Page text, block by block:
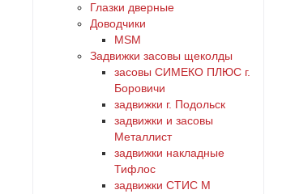
желтый
Глазки дверные
Доводчики
MSM
Задвижки засовы щеколды
заcовы СИМЕКО ПЛЮС г.
Боровичи
задвижки г. Подольск
задвижки и засовы
Металлист
задвижки накладные
Тифлос
задвижки СТИС М